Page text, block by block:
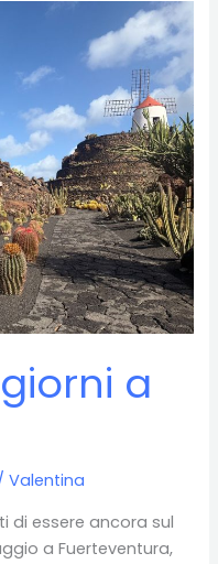
a
Valentina
di essere ancora sul
a Fuerteventura,